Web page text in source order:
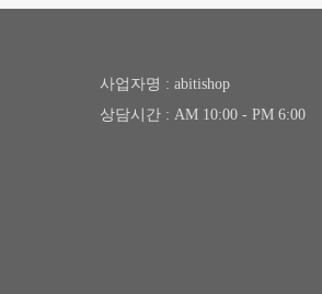
사업자명 : abitishop
상담시간 : AM 10:00 - PM 6:00